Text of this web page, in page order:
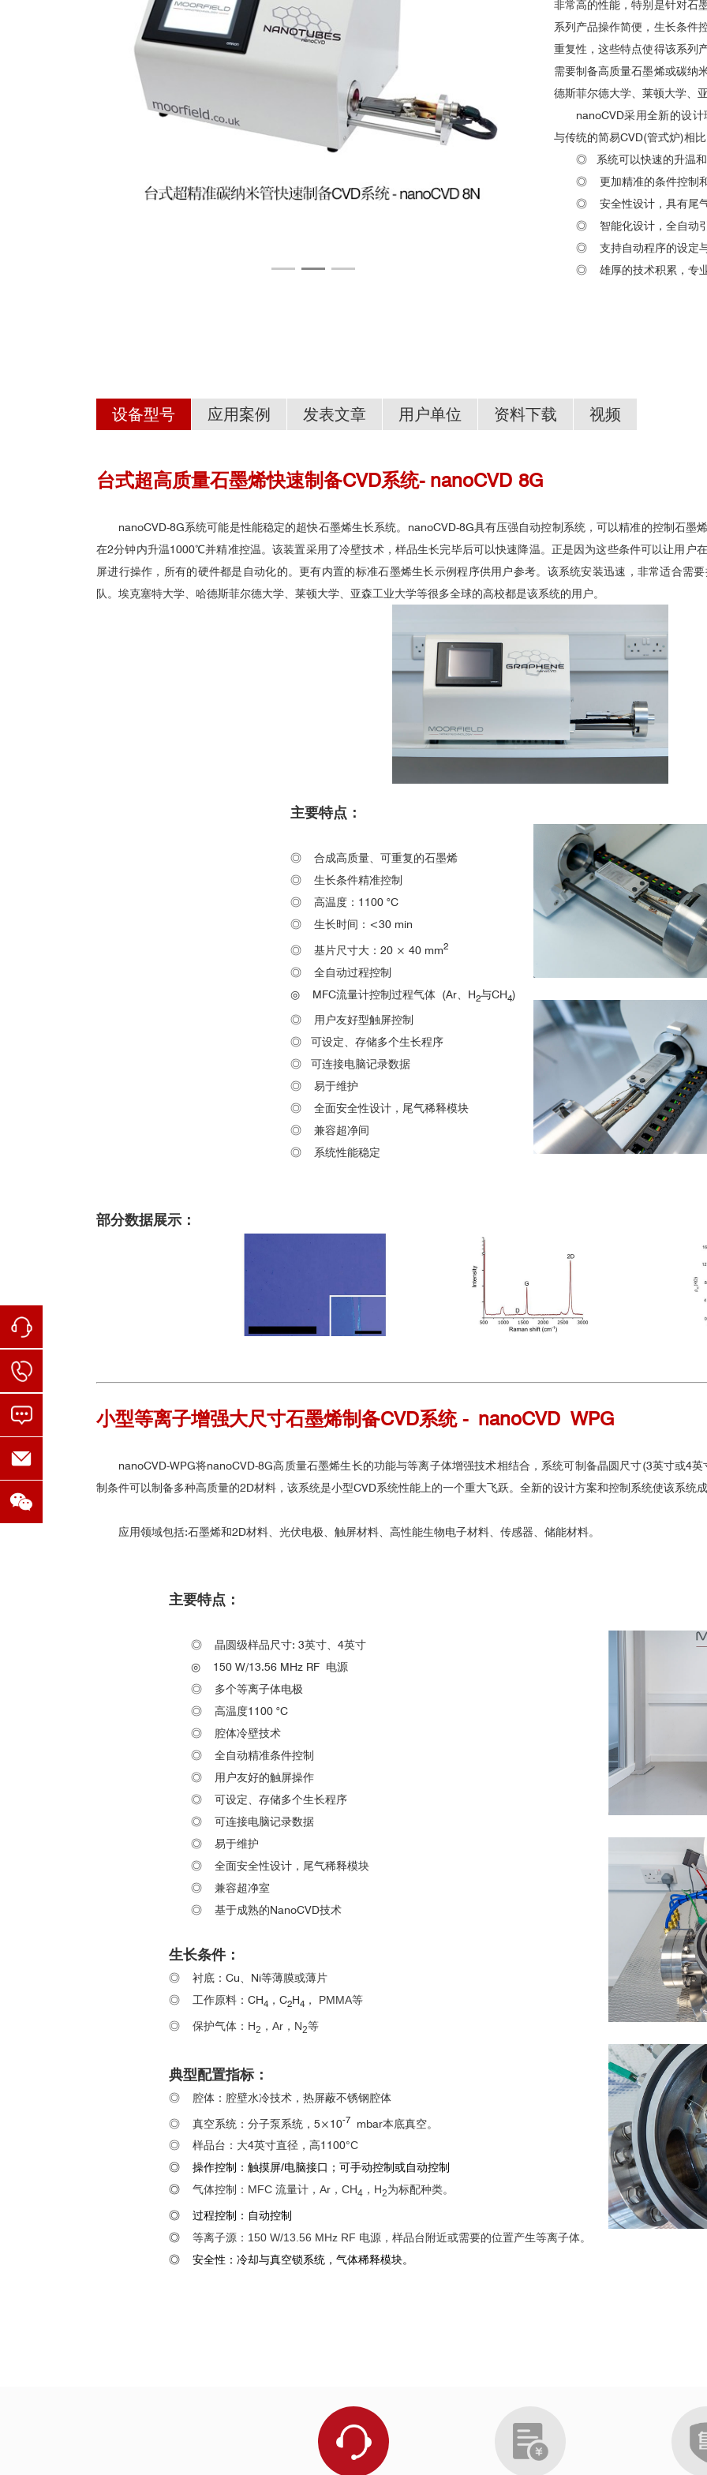
非常高的性能，特别是针对石
系列产品操作简便，生长条件
重复性，这些特点使得该系列
需要制备高质量石墨烯或碳纳
德斯菲尔德大学、莱顿大学、
nanoCVD采用全新的设
与传统的简易CVD(管式炉)相
◎ 系统可以快速的升温
◎ 更加精准的条件控制
◎ 安全性设计，具有尾
◎ 智能化设计，全自动
◎ 支持自动程序的设定
◎ 雄厚的技术积累，专
设备型号 应用案例 发表文章 用户单位 资料下载 视频
台式超高质量石墨烯快速制备CVD系统- nanoCVD 8G
nanoCVD-8G系统可能是性能稳定的超快石墨烯生长系统。nanoCVD-8G具有压强自动控制系统，可以精准的控制石墨
在2分钟内升温1000℃并精准控温。该装置采用了冷壁技术，样品生长完毕后可以快速降温。正是因为这些条件可以让用户
屏进行操作，所有的硬件都是自动化的。更有内置的标准石墨烯生长示例程序供用户参考。该系统安装迅速，非常适合需
队。埃克塞特大学、哈德斯菲尔德大学、莱顿大学、亚森工业大学等很多全球的高校都是该系统的用户。
主要特点：
◎ 合成高质量、可重复的石墨烯
◎ 生长条件精准控制
◎ 高温度：1100 °C
◎ 生长时间：<30 min
◎ 基片尺寸大：20 × 40 mm2
◎ 全自动过程控制
◎ MFC流量计控制过程气体 (Ar、H2与CH4)
◎ 用户友好型触屏控制
◎ 可设定、存储多个生长程序
◎ 可连接电脑记录数据
◎ 易于维护
◎ 全面安全性设计，尾气稀释模块
◎ 兼容超净间
◎ 系统性能稳定
部分数据展示：
小型等离子增强大尺寸石墨烯制备CVD系统 - nanoCVD WPG
nanoCVD-WPG将nanoCVD-8G高质量石墨烯生长的功能与等离子体增强技术相结合，系统可制备晶圆尺寸(3英寸或4
制条件可以制备多种高质量的2D材料，该系统是小型CVD系统性能上的一个重大飞跃。全新的设计方案和控制系统使该系统
应用领域包括:石墨烯和2D材料、光伏电极、触屏材料、高性能生物电子材料、传感器、储能材料。
主要特点：
◎ 晶圆级样品尺寸: 3英寸、4英寸
◎ 150 W/13.56 MHz RF 电源
◎ 多个等离子体电极
◎ 高温度1100 °C
◎ 腔体冷壁技术
◎ 全自动精准条件控制
◎
用户友好的触屏操作
◎ 可设定、存储多个生长程序
◎ 可连接电脑记录数据
◎ 易于维护
◎ 全面安全性设计，尾气稀释模块
◎ 兼容超净室
◎ 基于成熟的NanoCVD技术
生长条件：
◎ 衬底：Cu、Ni等薄膜或薄片
◎ 工作原料：CH4 ，C2H4 ， PMMA等
◎ 保护气体： H2 ， Ar，N2等
典型配置指标：
◎ 腔体：腔壁水冷技术，热屏蔽不锈钢腔体
◎ 真空系统：分子泵系统，5×10-7 mbar本底真空。
◎ 样品台：大4英寸直径，高1100°C
◎ 操作控制：触摸屏/电脑接口；可手动控制或自动控制
◎ 气体控制： MFC 流量计， Ar， CH4 ， H2为标配种类。
◎ 过程控制：自动控制
◎ 等离子源： 150 W/13.56 MHz RF 电源，样品台附近或需要的位置产生等离子体。
◎ 安全性：冷却与真空锁系统，气体稀释模块。
■ 高质量单层石墨烯的制备与传感器（Adv. Mater. 2015, 27, 4200–4206）
2
透明导电纤维的制备与新材料的开发（Scientific Reports 2015, 5, 9866）
Residual metallic contamination of transferred chemical vapor deposited graphene
High quality monolayer graphene synthesized by resistive heating cold wall chemical vapor deposition
Nanoscale electrocatalysis: Visualizing oxygen reduction at pristine, kinked, and oxidized sites on individual carbon
埃克塞特大学 哈德斯菲尔德大学
莱顿大学 亚琛工业大学
Moorfield系列产品介绍